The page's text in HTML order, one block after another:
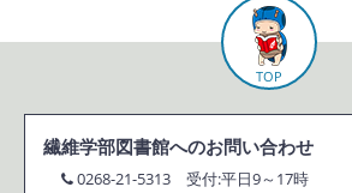
繊維学部図書館へのお問い合わせ
0268-21-5313 受付:平日9～17時
TOP